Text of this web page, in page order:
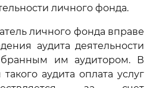
личного фонда.
личного фонда вправе
аудита деятельности
им аудитором. В
аудита оплата услуг